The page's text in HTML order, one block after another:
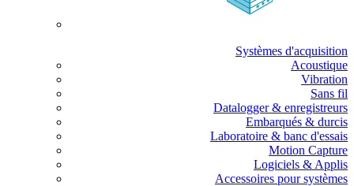
Systèmes d'acquisition
Acoustique
Vibration
Sans fil
Datalogger & enregistreurs
Embarqués & durcis
Laboratoire & banc d'essais
Motion Capture
Logiciels & Applis
Accessoires pour systèmes